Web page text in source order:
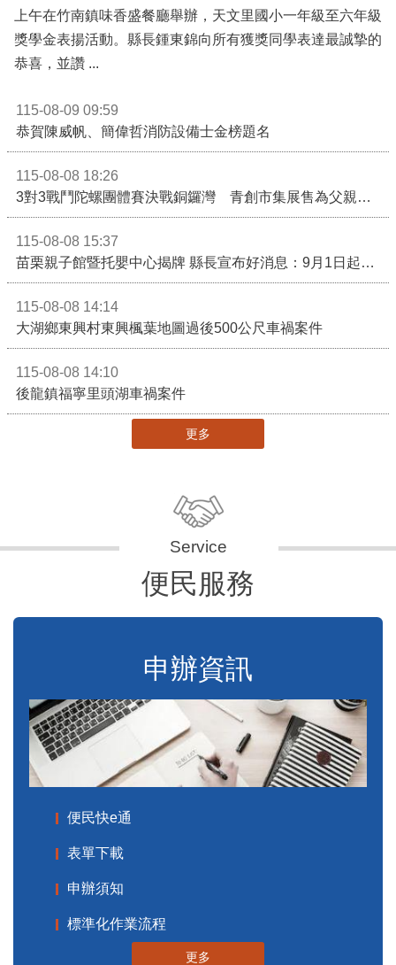
上午在竹南鎮味香盛餐廳舉辦，天文里國小一年級至六年級
獎學金表揚活動。縣長鍾東錦向所有獲獎同學表達最誠摯的
恭喜，並讚 ...
115-08-09 09:59
恭賀陳威帆、簡偉哲消防設備士金榜題名
115-08-08 18:26
3對3戰鬥陀螺團體賽決戰銅鑼灣 青創市集展售為父親節增添繽紛
115-08-08 15:37
苗栗親子館暨托嬰中心揭牌 縣長宣布好消息：9月1日起調降臨時托嬰費用
115-08-08 14:14
大湖鄉東興村東興楓葉地圖過後500公尺車禍案件
115-08-08 14:10
後龍鎮福寧里頭湖車禍案件
更多
便民服務
申辦資訊
便民快e通
表單下載
申辦須知
標準化作業流程
更多